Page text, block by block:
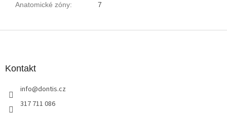
Anatomické zóny: 7
Kontakt
info@dontis.cz
317 711 086